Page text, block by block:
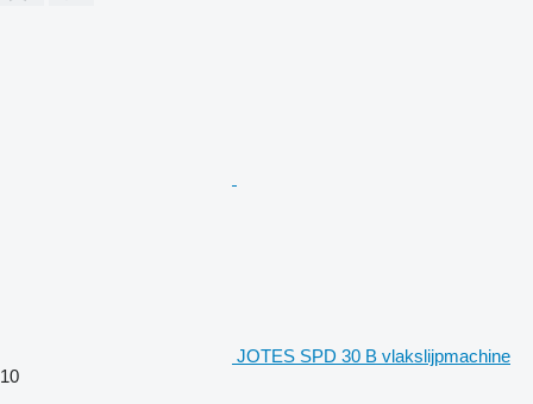
JOTES SPD 30 B vlakslijpmachine
10